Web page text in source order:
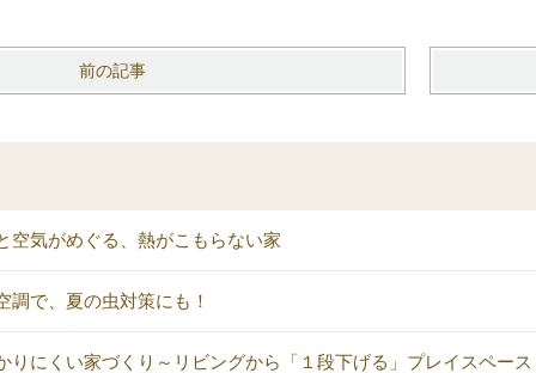
前の記事
空気がめぐる、熱がこもらない家
調で、夏の虫対策にも！
りにくい家づくり～リビングから「１段下げる」プレイスペース